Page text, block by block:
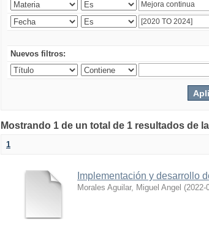
Nuevos filtros:
Mostrando 1 de un total de 1 resultados de
1
Implementación y desarrollo
Morales Aguilar, Miguel Angel (2022-